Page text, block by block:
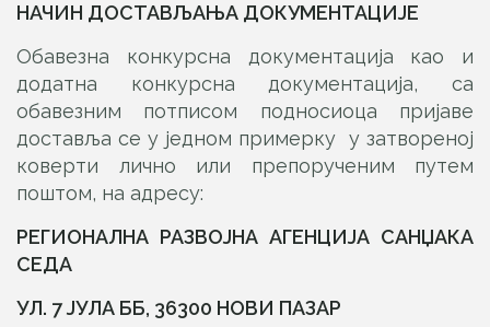
НАЧИН ДОСТАВЉАЊА ДОКУМЕНТАЦИЈЕ
Обавезна конкурсна документација као и
додатна конкурсна документација, са
обавезним потписом подносиоца пријаве
доставља се у једном примерку у затвореној
коверти лично или препорученим путем
поштом, на адресу:
РЕГИОНАЛНА РАЗВОЈНА АГЕНЦИЈА САНЏАКА
СЕДА
УЛ. 7 ЈУЛА ББ, 36300 НОВИ ПАЗАР